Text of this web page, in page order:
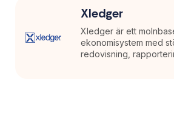
Xledger
Xledger är ett
ekonomisystem med
redovisning,